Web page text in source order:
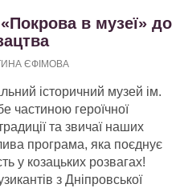
в музеї» до
ЄФІМОВА
історичний музей ім.
частиною героїчної
та звичаї наших
програма, яка поєднує
у козацьких розвагах!
з Дніпровської